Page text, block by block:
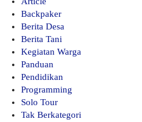
Backpaker
Berita Desa
Berita Tani
Kegiatan Warga
Panduan
Pendidikan
Programming
Solo Tour
Tak Berkategori